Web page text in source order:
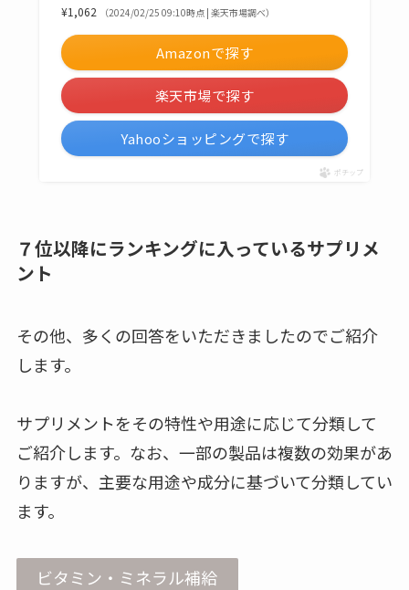
¥1,062
（2024/02/25 09:10時点 | 楽天市場調べ）
Amazonで探す
楽天市場で探す
Yahooショッピングで探す
ポチップ
７位以降にランキングに入っているサプリメ
ント
その他、多くの回答をいただきましたのでご紹介
します。
サプリメントをその特性や用途に応じて分類して
ご紹介します。なお、一部の製品は複数の効果があ
りますが、主要な用途や成分に基づいて分類してい
ます。
ビタミン・ミネラル補給